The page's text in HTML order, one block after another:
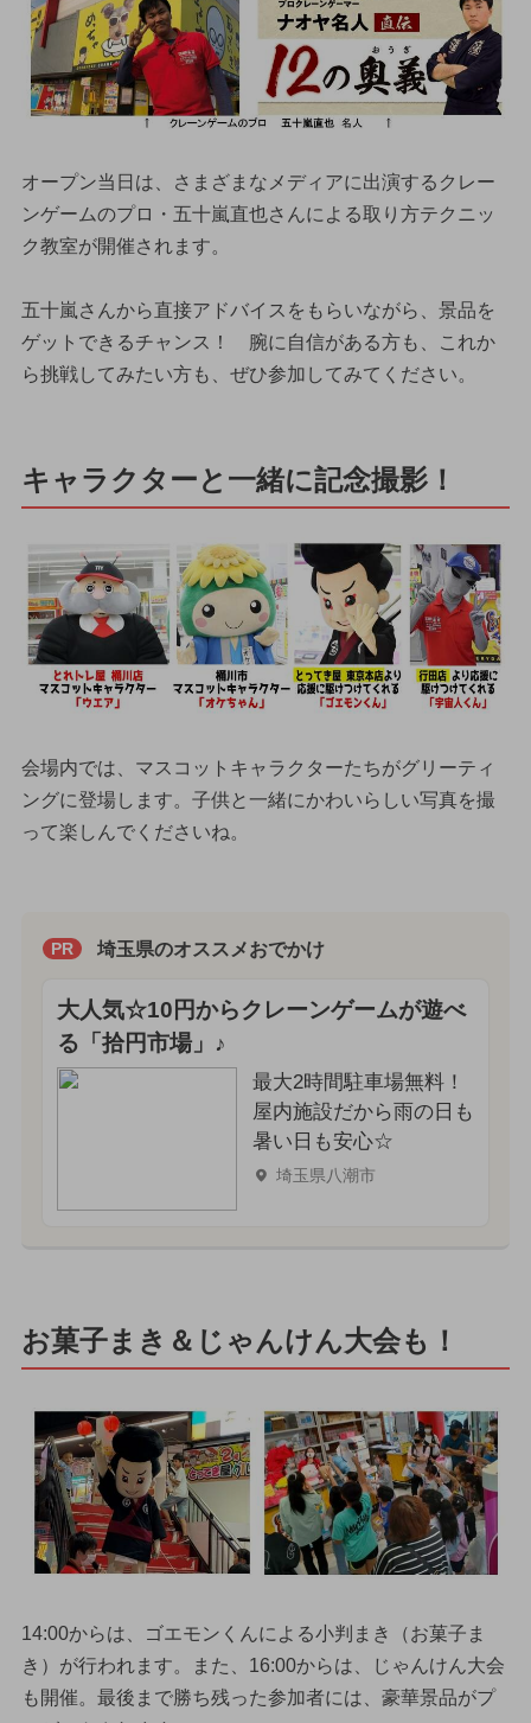
オープン当日は、さまざまなメディアに出演するクレー
ンゲームのプロ・五十嵐直也さんによる取り方テクニッ
ク教室が開催されます。
五十嵐さんから直接アドバイスをもらいながら、景品を
ゲットできるチャンス！ 腕に自信がある方も、これか
ら挑戦してみたい方も、ぜひ参加してみてください。
キャラクターと一緒に記念撮影！
会場内では、マスコットキャラクターたちがグリーティ
ングに登場します。子供と一緒にかわいらしい写真を撮
って楽しんでくださいね。
PR 埼玉県のオススメおでかけ
大人気☆10円からクレーンゲームが遊べ
る「拾円市場」♪
最大2時間駐車場無料！
屋内施設だから雨の日も
暑い日も安心☆
埼玉県八潮市
お菓子まき＆じゃんけん大会も！
14:00からは、ゴエモンくんによる小判まき（お菓子ま
き）が行われます。また、16:00からは、じゃんけん大会
も開催。最後まで勝ち残った参加者には、豪華景品がプ